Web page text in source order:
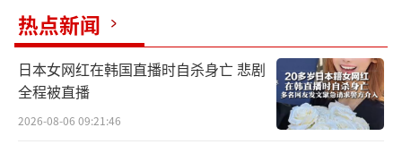
热点新闻
日本女网红在韩国直播时自杀身亡 悲剧
全程被直播
2026-08-06 09:21:46